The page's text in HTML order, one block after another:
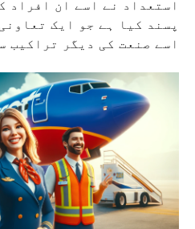
استعداد نے اسے ان افراد
پسند کیا ہے جو ایک
اسے صنعت کی دیگر تراکیب